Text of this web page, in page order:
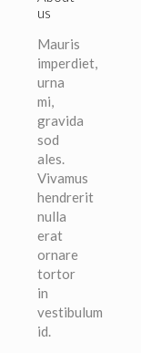
us
Mauris
imperdiet,
urna
mi,
gravida
sod
ales.
Vivamus
hendrerit
nulla
erat
ornare
tortor
in
vestibulum
id.